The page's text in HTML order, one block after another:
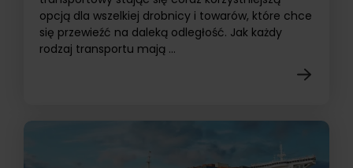
opcją dla wszelkiej drobnicy i towarów, które chce
się przewieźć na daleką odległość. Jak każdy
rodzaj transportu mają ...